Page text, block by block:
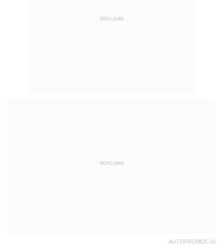
REKLAMA
REKLAMA
AUTOPROMOCJA